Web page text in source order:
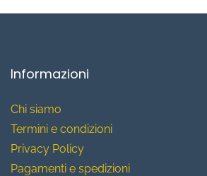
Informazioni
Chi siamo
Termini e condizioni
Privacy Policy
Pagamenti e spedizioni